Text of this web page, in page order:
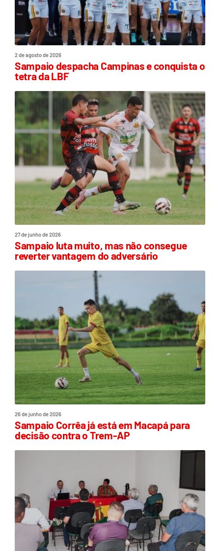
2 de agosto de 2026
Sampaio despacha Campinas e conquista o
tetra da LBF
27 de junho de 2026
Sampaio luta muito, mas não consegue
reverter vantagem do adversário
26 de junho de 2026
Sampaio Corrêa já está em Macapá para
decisão contra o Trem-AP